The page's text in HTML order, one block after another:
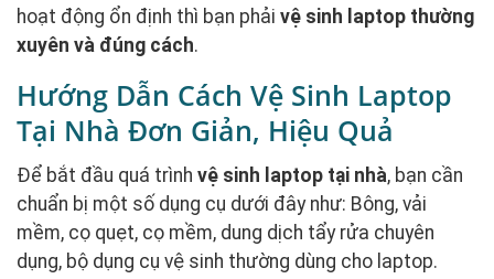
hoạt động ổn định thì bạn phải vệ sinh laptop thường
xuyên và đúng cách.
Hướng Dẫn Cách Vệ Sinh Laptop
Tại Nhà Đơn Giản, Hiệu Quả
Để bắt đầu quá trình vệ sinh laptop tại nhà, bạn cần
chuẩn bị một số dụng cụ dưới đây như: Bông, vải
mềm, cọ quẹt, cọ mềm, dung dịch tẩy rửa chuyên
dụng, bộ dụng cụ vệ sinh thường dùng cho laptop.